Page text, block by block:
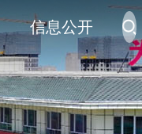
信息公开